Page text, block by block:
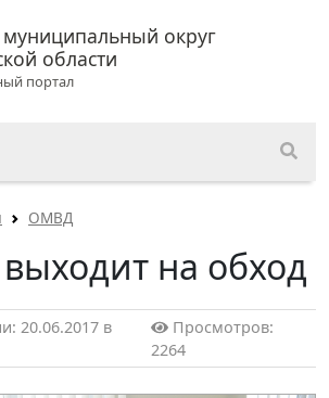
муниципальный округ
области
портал
ОМВД
на обход
20.06.2017 в
Просмотров:
2264